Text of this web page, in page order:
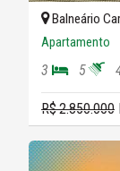
Balneário
Apartamento
3 5
R$ 2.850.000